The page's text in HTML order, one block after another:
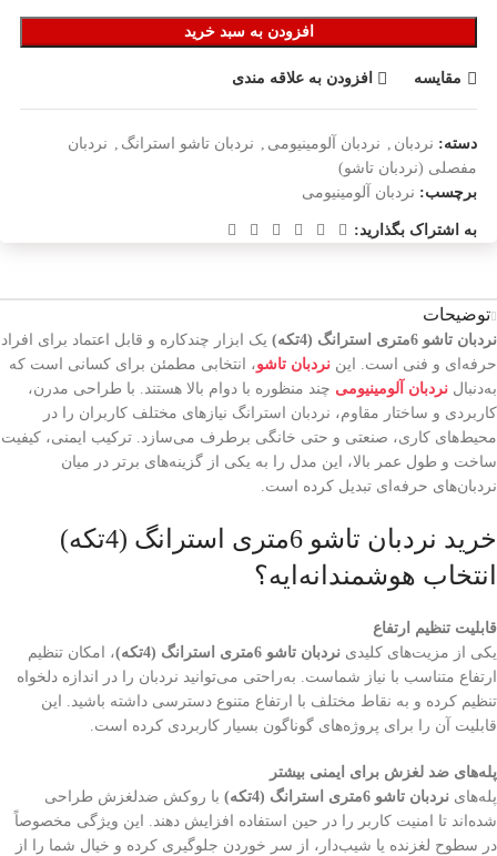
افزودن به سبد خرید
مقایسه افزودن به علاقه مندی
دسته: نردبان , نردبان آلومینیومی , نردبان تاشو استرانگ , نردبان
مفصلی (نردبان تاشو)
برچسب: نردبان آلومینیومی
به اشتراک بگذارید:
توضیحات
نردبان تاشو 6متری استرانگ (4تکه)
یک ابزار چندکاره و قابل اعتماد برای افراد
حرفه‌ای و فنی است. این نردبان تاشو، انتخابی مطمئن برای کسانی است که
به‌دنبال نردبان آلومینیومی چند منظوره با دوام بالا هستند. با طراحی مدرن،
کاربردی و ساختار مقاوم، نردبان استرانگ نیازهای مختلف کاربران را در
محیط‌های کاری، صنعتی و حتی خانگی برطرف می‌سازد. ترکیب ایمنی، کیفیت
ساخت و طول عمر بالا، این مدل را به یکی از گزینه‌های برتر در میان
نردبان‌های حرفه‌ای تبدیل کرده است.
خرید نردبان تاشو 6متری استرانگ (4تکه)
انتخاب هوشمندانه‌ایه؟
قابلیت تنظیم ارتفاع
یکی از مزیت‌های کلیدی نردبان تاشو 6متری استرانگ (4تکه)
، امکان تنظیم
ارتفاع متناسب با نیاز شماست. به‌راحتی می‌توانید نردبان را در اندازه دلخواه
تنظیم کرده و به نقاط مختلف با ارتفاع متنوع دسترسی داشته باشید. این
قابلیت آن را برای پروژه‌های گوناگون بسیار کاربردی کرده است.
پله‌های ضد لغزش برای ایمنی بیشتر
پله‌های نردبان تاشو 6متری استرانگ (4تکه)
با روکش ضدلغزش طراحی
شده‌اند تا امنیت کاربر را در حین استفاده افزایش دهند. این ویژگی مخصوصاً
در سطوح لغزنده یا شیب‌دار، از سر خوردن جلوگیری کرده و خیال شما را از